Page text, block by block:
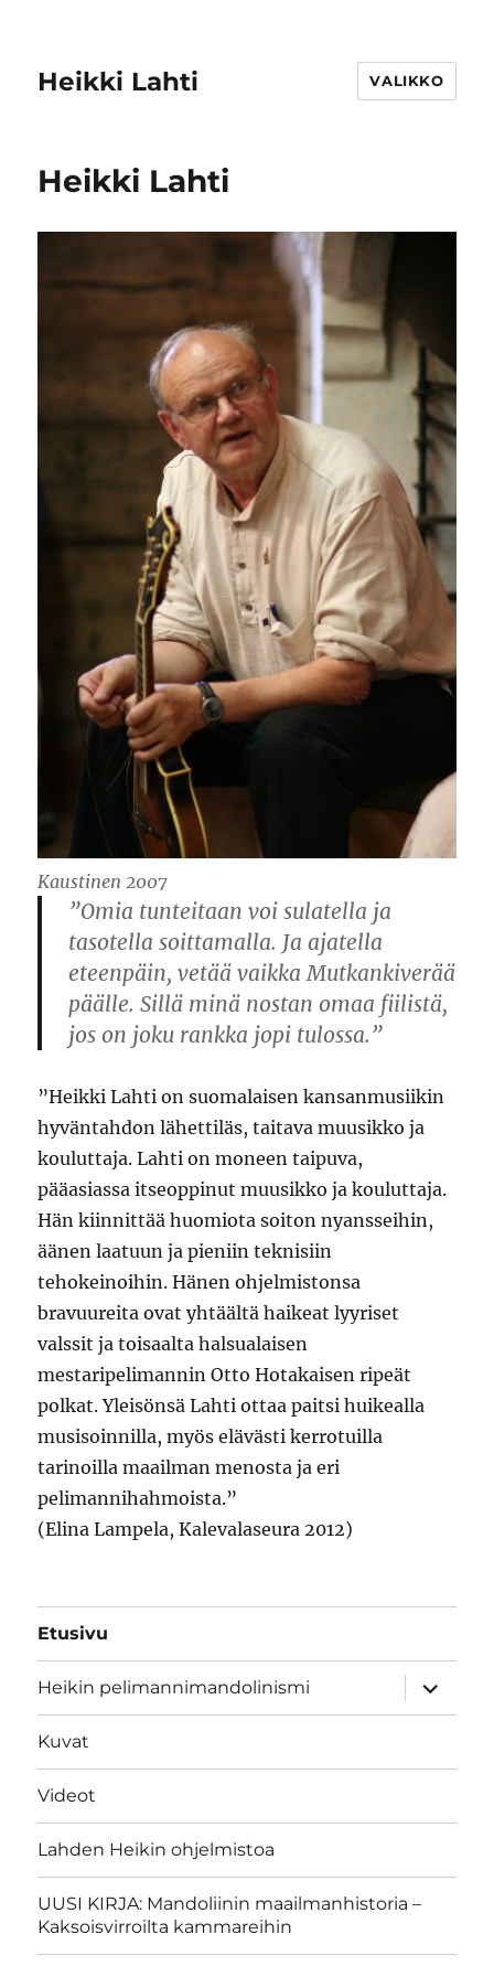
Heikki Lahti VALIKKO
Heikki Lahti
Kaustinen 2007
”Omia tunteitaan voi sulatella ja
tasotella soittamalla. Ja ajatella
eteenpäin, vetää vaikka Mutkankiverää
päälle. Sillä minä nostan omaa fiilistä,
jos on joku rankka jopi tulossa.”
”Heikki Lahti on suomalaisen kansanmusiikin
hyväntahdon lähettiläs, taitava muusikko ja
kouluttaja. Lahti on moneen taipuva,
pääasiassa itseoppinut muusikko ja kouluttaja.
Hän kiinnittää huomiota soiton nyansseihin,
äänen laatuun ja pieniin teknisiin
tehokeinoihin. Hänen ohjelmistonsa
bravuureita ovat yhtäältä haikeat lyyriset
valssit ja toisaalta halsualaisen
mestaripelimannin Otto Hotakaisen ripeät
polkat. Yleisönsä Lahti ottaa paitsi huikealla
musisoinnilla, myös elävästi kerrotuilla
tarinoilla maailman menosta ja eri
pelimannihahmoista.”
(Elina Lampela, Kalevalaseura 2012)
Etusivu
Heikin pelimannimandolinismi
näytä
Kuvat
Videot
Lahden Heikin ohjelmistoa
UUSI KIRJA: Mandoliinin maailmanhistoria –
Kaksoisvirroilta kammareihin